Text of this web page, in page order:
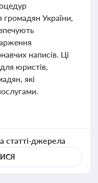
України,
написів. Ці
юристів,
які
статті-джерела